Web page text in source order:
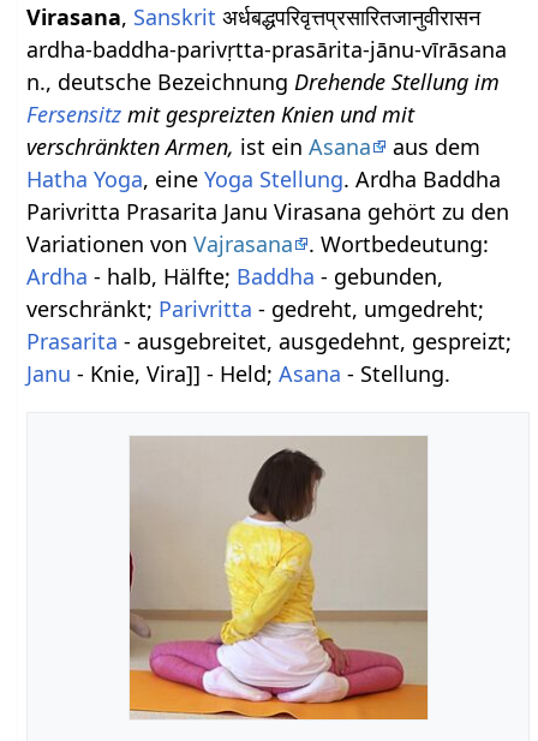
Virasana, Sanskrit अर्धबद्धपरिवृत्तप्रसारितजानुवीरासन
ardha-baddha-parivṛtta-prasārita-jānu-vīrāsana
n., deutsche BezeichnungDrehende Stellung im
Fersensitz mit gespreizten Knien und mit
verschränkten Armen, ist einAsana
aus dem
Hatha Yoga, eineYoga Stellung. Ardha Baddha
Parivritta Prasarita Janu Virasana gehört zu den
Variationen vonVajrasana
. Wortbedeutung:
Ardha - halb, Hälfte; Baddha - gebunden,
verschränkt; Parivritta - gedreht, umgedreht;
Prasarita - ausgebreitet, ausgedehnt, gespreizt;
Janu - Knie, Vira]] - Held;Asana - Stellung.